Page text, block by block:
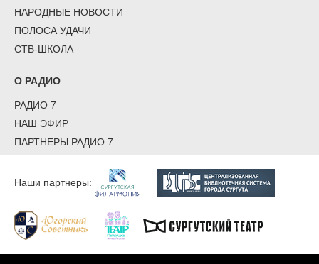
НАРОДНЫЕ НОВОСТИ
ПОЛОСА УДАЧИ
СТВ-ШКОЛА
О РАДИО
РАДИО 7
НАШ ЭФИР
ПАРТНЕРЫ РАДИО 7
Наши партнеры: